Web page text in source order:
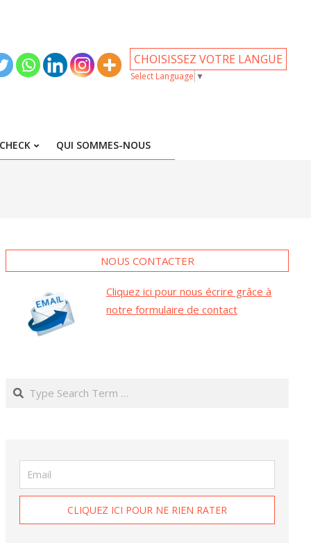
CHOISISSEZ VOTRE LANGUE
Select Language ▼
QUI SOMMES-NOUS
NOUS CONTACTER
Cliquez ici pour nous écrire grâce à
notre formulaire de contact
Search